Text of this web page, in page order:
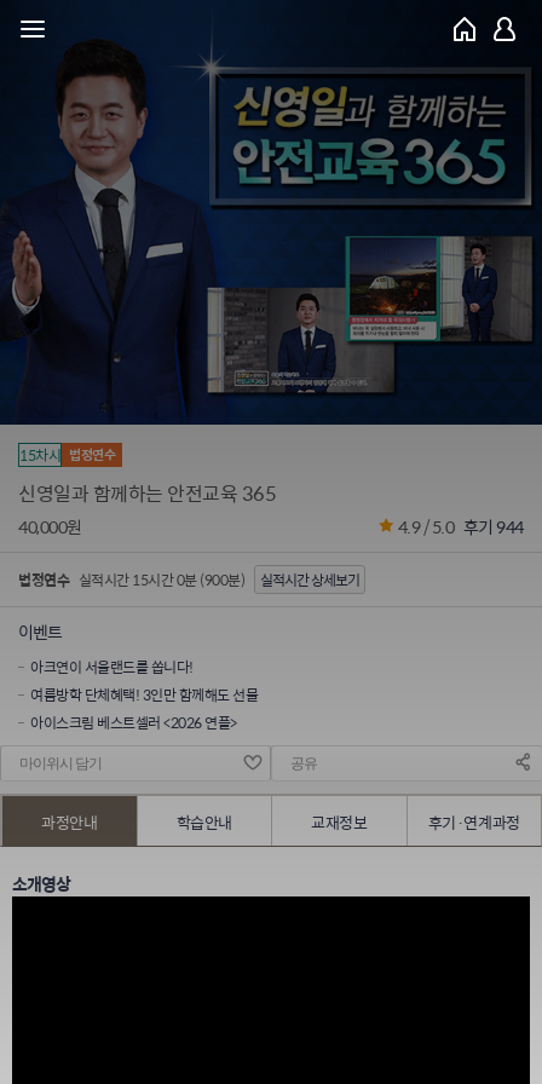
15차시 법정연수
신영일과 함께하는 안전교육 365
40,000원 4.9 / 5.0 후기 944
법정연수 실적시간 15시간 0분 (900분) 실적시간 상세보기
이벤트
아크연이 서울랜드를 쏩니다!
여름방학 단체혜택! 3인만 함께해도 선물
아이스크림 베스트셀러 <2026 연플>
마이위시 담기 공유
과정안내 학습안내 교재정보 후기·연계과정
소개영상